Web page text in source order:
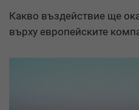
Какво въздействие ще
върху европейските